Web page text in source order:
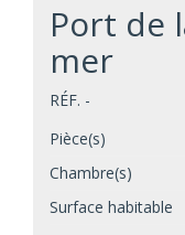
Port de
mer
RÉF. -
Pièce(s)
Chambre(s)
Surface habitable